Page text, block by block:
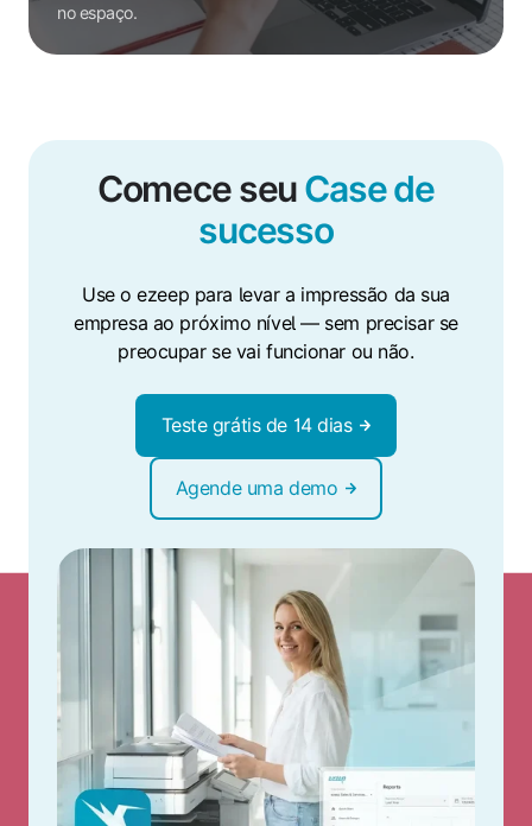
no espaço.
Comece seuCase de
sucesso
Use o ezeep para levar a impressão da sua
empresa ao próximo nível — sem precisar se
preocupar se vai funcionar ou não.
Teste grátis de 14 dias
Agende uma demo